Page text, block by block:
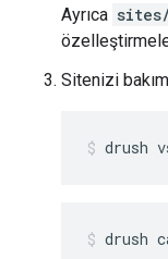
Ayrıca
Sitenizi
drush
drush